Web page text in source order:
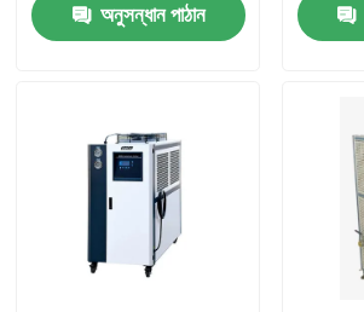
আমাদের সম্বন্ধে
অনুসন্ধান পাঠান